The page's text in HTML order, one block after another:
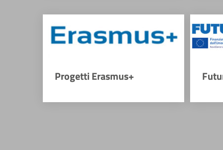
Progetti Erasmus+